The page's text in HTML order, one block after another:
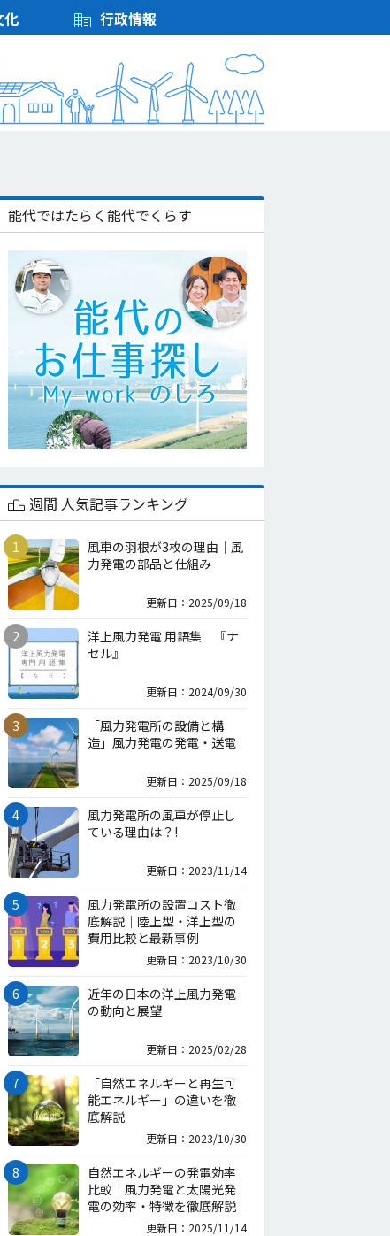
化 行政情報
能代ではたらく能代でくらす
週間 人気記事ランキング
風車の羽根が3枚の理由｜風
力発電の部品と仕組み
更新日：2025/09/18
洋上風力発電 用語集 『ナ
セル』
更新日：2024/09/30
「風力発電所の設備と構
造」風力発電の発電・送電
更新日：2025/09/18
風力発電所の風車が停止し
ている理由は？!
更新日：2023/11/14
風力発電所の設置コスト徹
底解説｜陸上型・洋上型の
費用比較と最新事例
更新日：2023/10/30
近年の日本の洋上風力発電
の動向と展望
更新日：2025/02/28
「自然エネルギーと再生可
能エネルギー」の違いを徹
底解説
更新日：2023/10/30
自然エネルギーの発電効率
比較｜風力発電と太陽光発
電の効率・特徴を徹底解説
更新日：2025/11/14